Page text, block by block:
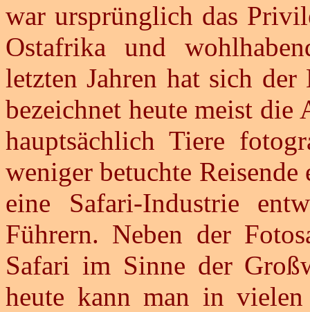
war ursprünglich das
Ostafrika und
letzten Jahren hat sich
bezeichnet heute meist
hauptsächlich Tiere
weniger betuchte
eine Safari-Industrie
Führern. Neben der
Safari im Sinne der
heute kann man in